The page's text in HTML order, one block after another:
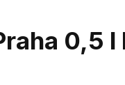
0,5 l